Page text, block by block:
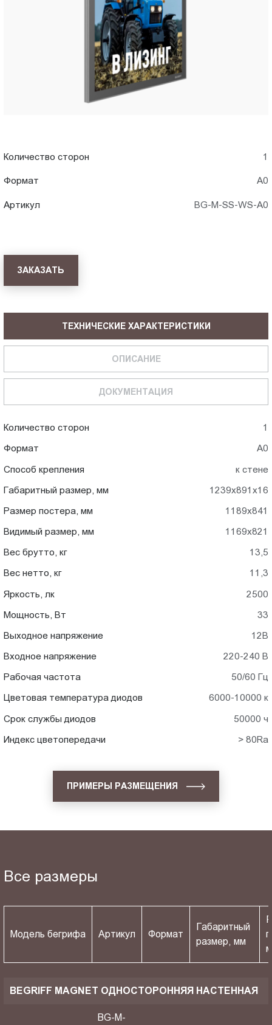
Количество сторон 1
Формат А0
Артикул BG-M-SS-WS-A0
ЗАКАЗАТЬ
ТЕХНИЧЕСКИЕ ХАРАКТЕРИСТИКИ
ОПИСАНИЕ
ДОКУМЕНТАЦИЯ
Количество сторон 1
Формат А0
Способ крепления к стене
Габаритный размер, мм 1239x891x16
Размер постера, мм 1189x841
Видимый размер, мм 1169x821
Вес брутто, кг 13,5
Вес нетто, кг 11,3
Яркость, лк 2500
Мощность, Вт 33
Выходное напряжение 12В
Входное напряжение 220-240 В
Рабочая частота 50/60 Гц
Цветовая температура диодов 6000-10000 к
Срок службы диодов 50000 ч
Индекс цветопередачи > 80Ra
ПРИМЕРЫ РАЗМЕЩЕНИЯ
Все размеры
Модель бегрифа Артикул Формат
Габаритный
размер, мм
BEGRIFF MAGNET ОДНОСТОРОННЯЯ НАСТЕННАЯ
BG-M-